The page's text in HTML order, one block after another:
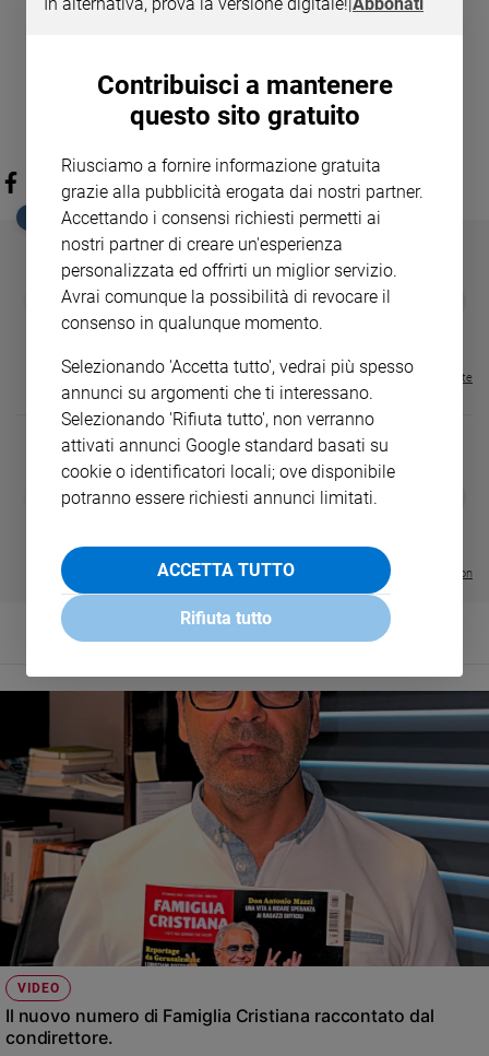
EDICOLA SAN PAOLO
GBABY
€ 21,90
FAMIGLIA CRISTIANA
Visualizza tutte le riviste
LE GRANDI BASILICHE ITALIANE
€ 64,50
DIARIO G 2026-27
€ 8,90
Visualizza tutte le collection
VIDEO
Il nuovo numero di Famiglia Cristiana raccontato dal
condirettore.
Contribuisci a mantenere
questo sito gratuito
Riusciamo a fornire informazione gratuita
grazie alla pubblicità erogata dai nostri partner.
Accettando i consensi richiesti permetti ai
nostri partner di creare un'esperienza
personalizzata ed offrirti un miglior servizio.
Avrai comunque la possibilità di revocare il
consenso in qualunque momento.
Selezionando 'Accetta tutto', vedrai più spesso
annunci su argomenti che ti interessano.
Selezionando 'Rifiuta tutto', non verranno
attivati annunci Google standard basati su
cookie o identificatori locali; ove disponibile
potranno essere richiesti annunci limitati.
ACCETTA TUTTO
Rifiuta tutto